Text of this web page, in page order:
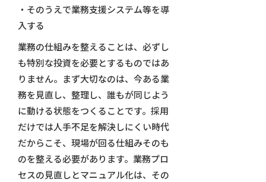
・そのうえで業務支援システム等を導
入する
業務の仕組みを整えることは、必ずし
も特別な投資を必要とするものではあ
りません。まず大切なのは、今ある業
務を見直し、整理し、誰もが同じよう
に動ける状態をつくることです。採用
だけでは人手不足を解決しにくい時代
だからこそ、現場が回る仕組みそのも
のを整える必要があります。業務プロ
セスの見直しとマニュアル化は、その